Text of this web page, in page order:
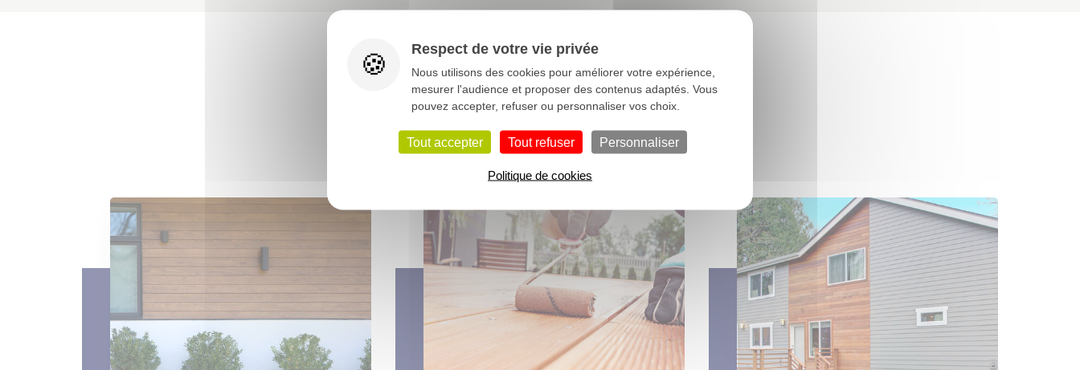
Découvrez nosconseils & actus.
Respect de votre vie privée
Nous utilisons des cookies pour améliorer votre expérience,
mesurer l'audience et proposer des contenus adaptés. Vous
pouvez accepter, refuser ou personnaliser vos choix.
Tout accepter Tout refuser Personnaliser
Politique de cookies